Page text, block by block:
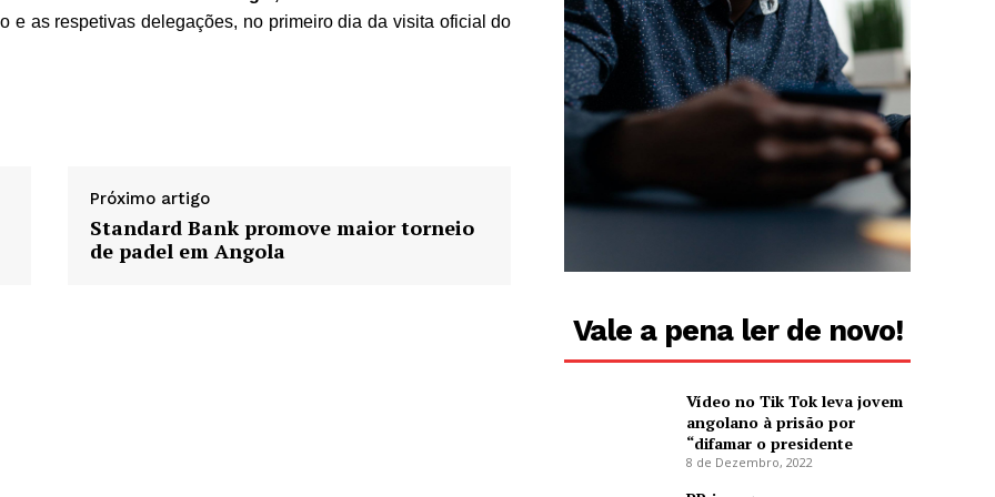
e as respetivas delegações, no primeiro dia da visita oficial do
Próximo artigo
Standard Bank promove maior torneio
de padel em Angola
Vale a pena ler de novo!
Vídeo no Tik Tok leva jovem
angolano à prisão por
“difamar o presidente
8 de Dezembro, 2022